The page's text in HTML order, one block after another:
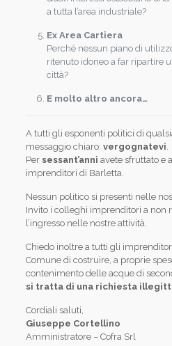
a tutta l’area industriale?
Ex Area Cartiera
Perché nessun piano di
ritenuto idoneo a far ripartire
città?
E molto altro ancora…
A tutti gli esponenti politici di
messaggio chiaro: vergognatevi
Per sessant’anni avete sfruttato e
imprenditori di Barletta.
Nessun politico si presenti nelle
Invito i colleghi imprenditori a non
l’ingresso nelle nostre attività.
Chiedo inoltre a tutti gli
Comune di costruire, a proprie
contenimento delle acque di
si tratta di una richiesta
Cordiali saluti,
Giuseppe Cortellino
Amministratore – Cofra Srl